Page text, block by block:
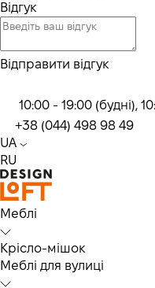
Відгук
Відправити відгук
10:00 - 19:00 (будні),
+38 (044) 498 98 49
UA
RU
Меблі
Крісло-мішок
Меблі для вулиці